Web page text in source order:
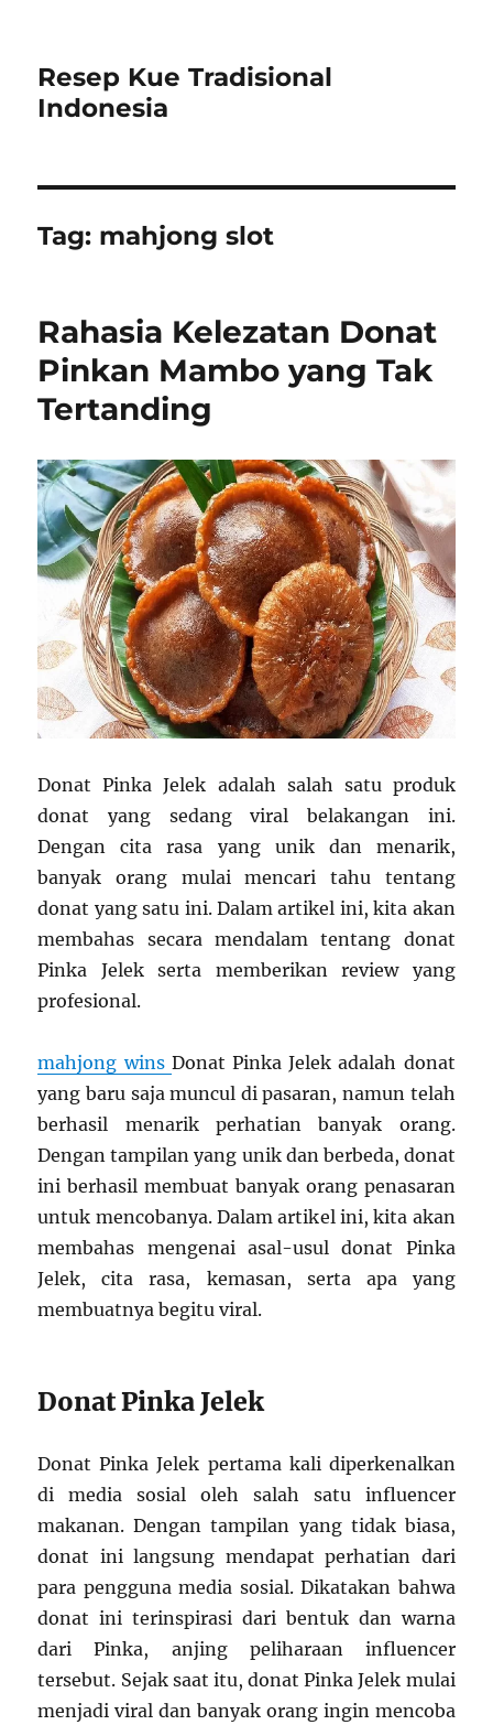
Resep Kue Tradisional
Indonesia
Tag: mahjong slot
Rahasia Kelezatan Donat
Pinkan Mambo yang Tak
Tertanding
Donat Pinka Jelek adalah salah satu produk
donat yang sedang viral belakangan ini.
Dengan cita rasa yang unik dan menarik,
banyak orang mulai mencari tahu tentang
donat yang satu ini. Dalam artikel ini, kita akan
membahas secara mendalam tentang donat
Pinka Jelek serta memberikan review yang
profesional.
mahjong wins Donat Pinka Jelek adalah donat
yang baru saja muncul di pasaran, namun telah
berhasil menarik perhatian banyak orang.
Dengan tampilan yang unik dan berbeda, donat
ini berhasil membuat banyak orang penasaran
untuk mencobanya. Dalam artikel ini, kita akan
membahas mengenai asal-usul donat Pinka
Jelek, cita rasa, kemasan, serta apa yang
membuatnya begitu viral.
Donat Pinka Jelek
Donat Pinka Jelek pertama kali diperkenalkan
di media sosial oleh salah satu influencer
makanan. Dengan tampilan yang tidak biasa,
donat ini langsung mendapat perhatian dari
para pengguna media sosial. Dikatakan bahwa
donat ini terinspirasi dari bentuk dan warna
dari Pinka, anjing peliharaan influencer
tersebut. Sejak saat itu, donat Pinka Jelek mulai
menjadi viral dan banyak orang ingin mencoba